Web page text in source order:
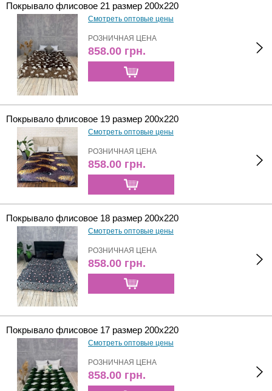
Покрывало флисовое 21 размер 200х220
Смотреть оптовые цены
РОЗНИЧНАЯ ЦЕНА
858.00 грн.
Покрывало флисовое 19 размер 200х220
Смотреть оптовые цены
РОЗНИЧНАЯ ЦЕНА
858.00 грн.
Покрывало флисовое 18 размер 200х220
Смотреть оптовые цены
РОЗНИЧНАЯ ЦЕНА
858.00 грн.
Покрывало флисовое 17 размер 200х220
Смотреть оптовые цены
РОЗНИЧНАЯ ЦЕНА
858.00 грн.